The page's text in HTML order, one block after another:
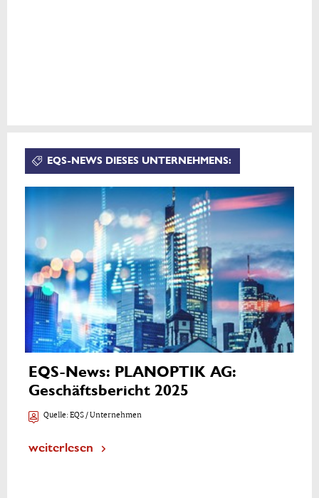
EQS-NEWS DIESES UNTERNEHMENS:
EQS-News: PLANOPTIK AG:
Geschäftsbericht 2025
Quelle:EQS / Unternehmen
weiterlesen